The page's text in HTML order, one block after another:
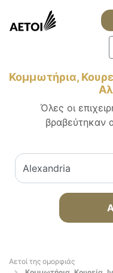
Κομμωτήρια,
Όλες οι
βραβεύτηκαν
Αετοί της ομορφιάς